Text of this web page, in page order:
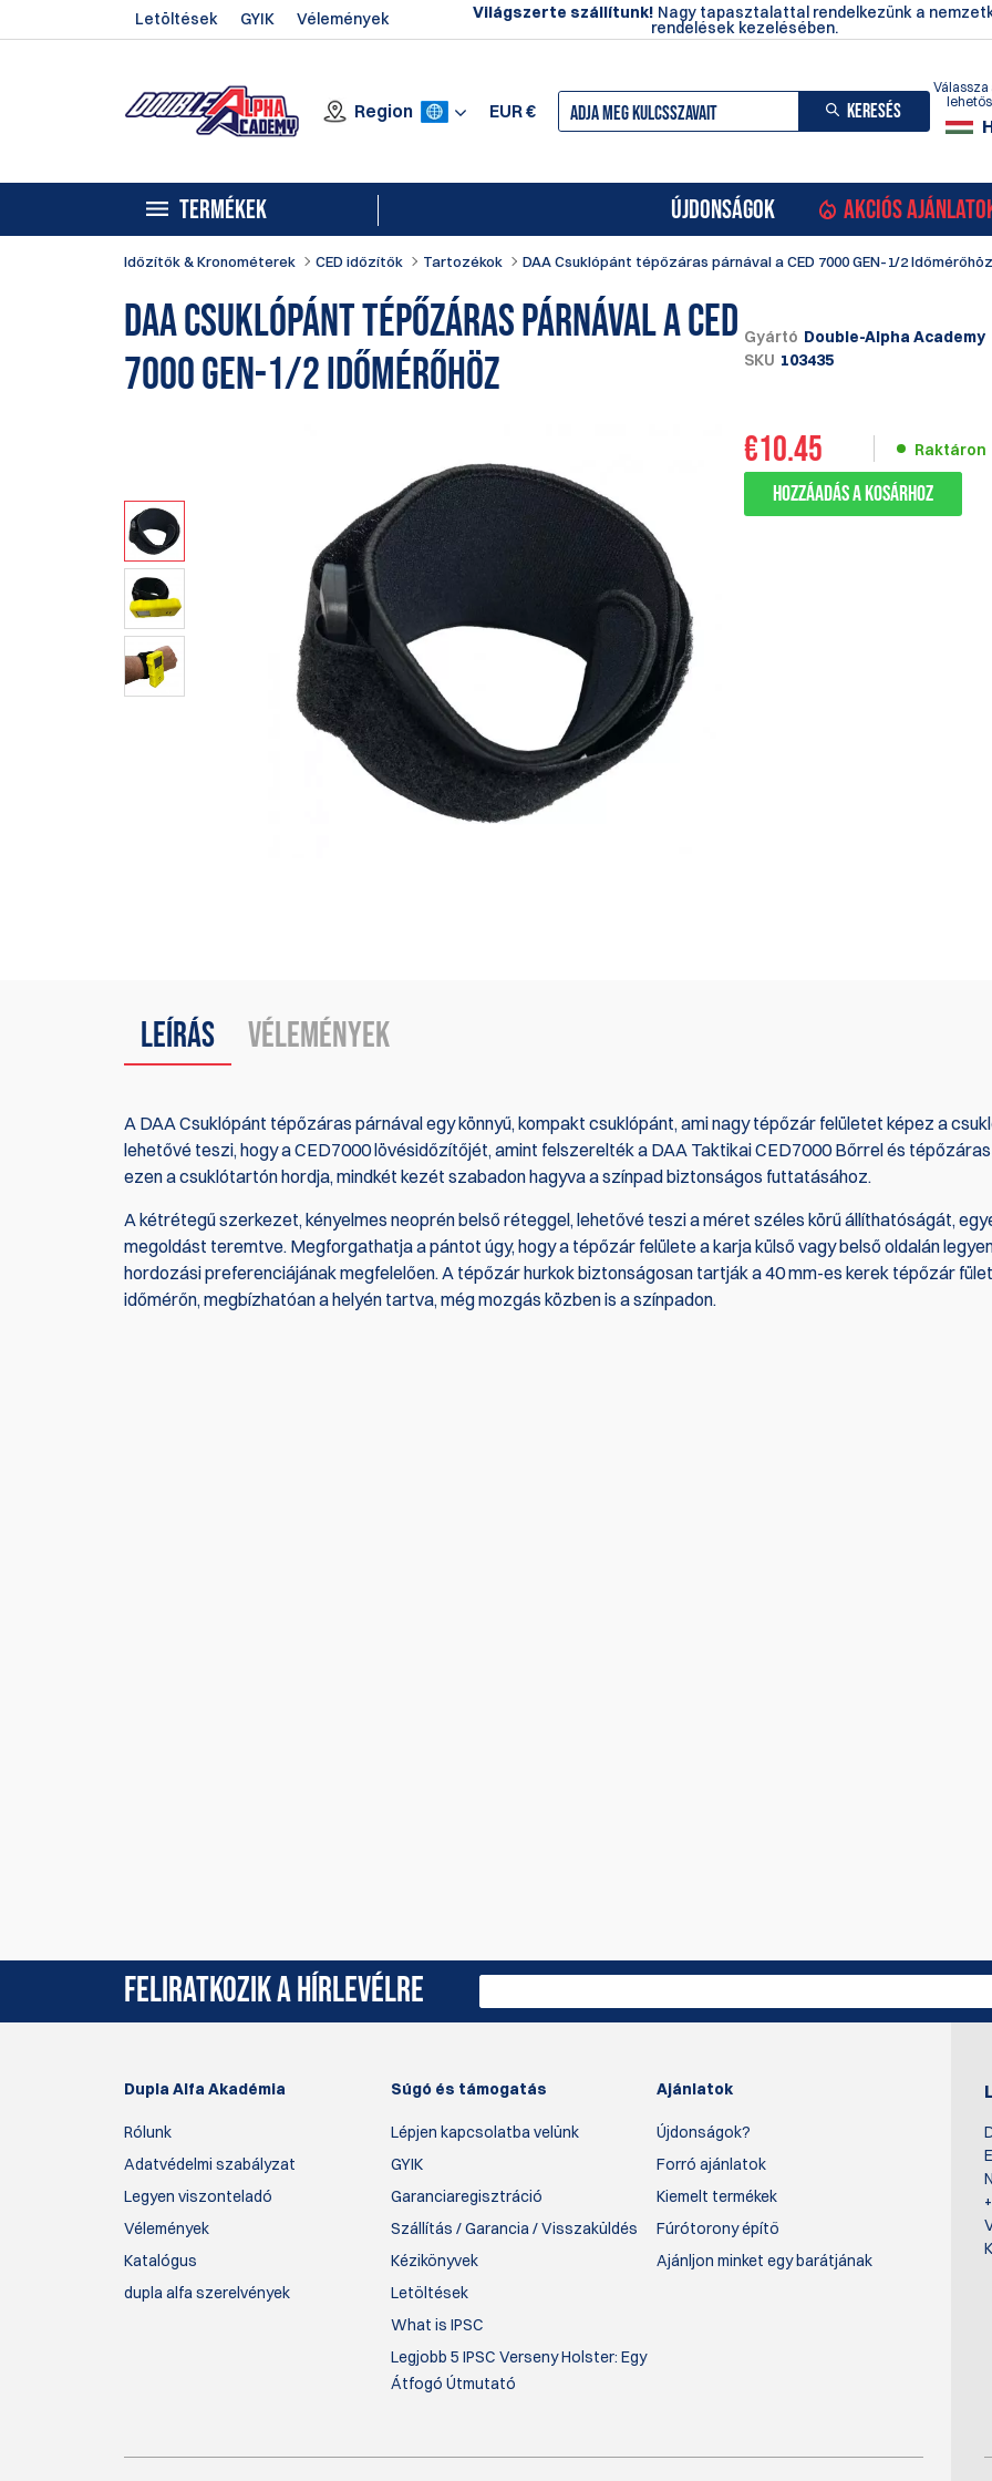
Letöltések GYIK Vélemények Világszerte szállítunk! Nagy tapasztalattal rendelkezünk a
rendelések kezelésében.
Region EUR€ KERESÉS
Válassza
TERMÉKEK ÚJDONSÁGOK AKCIÓS
Időzítők & Kronométerek CED időzítők Tartozékok DAA Csuklópánt tépőzáras párnával a CED 7000 GEN-1/2 Időmérőhöz
DAA Csuklópánt tépőzáras párnával a CED
7000 GEN-1/2 Időmérőhöz
Gyártó Double-Alpha Academy
SKU 103435
€10.45 Raktáron
Hozzáadás a kosárhoz
Leírás Vélemények
A DAA Csuklópánt tépőzáras párnával egy könnyű, kompakt csuklópánt, ami nagy tépőzár felületet képez a
lehetővé teszi, hogy aCED7000 lövésidőzítőjét, amint felszerelték a DAA Taktikai CED7000 Bőrrelés tépőzáras
ezen a csuklótartón hordja, mindkét kezét szabadon hagyva a színpad biztonságos futtatásához.
A kétrétegű szerkezet, kényelmes neoprén belső réteggel, lehetővé teszi a méret széles körű állíthatóságát,
megoldást teremtve. Megforgathatja a pántot úgy, hogy a tépőzár felülete a karja külső vagy belső oldalán
hordozási preferenciájának megfelelően. A tépőzár hurkok biztonságosan tartják a 40 mm-es kerek tépőzár
időmérőn, megbízhatóan a helyén tartva, még mozgás közben is a színpadon.
FELIRATKOZIK A HÍRLEVÉLRE
Dupla Alfa Akadémia
Rólunk
Adatvédelmi szabályzat
Legyen viszonteladó
Vélemények
Katalógus
dupla alfa szerelvények
Súgó és támogatás
Lépjen kapcsolatba velünk
GYIK
Garanciaregisztráció
Szállítás / Garancia / Visszaküldés
Kézikönyvek
Letöltések
What is IPSC
Legjobb 5 IPSC Verseny Holster: Egy
Átfogó Útmutató
Ajánlatok
Újdonságok?
Forró ajánlatok
Kiemelt termékek
Fúrótorony építő
Ajánljon minket egy barátjának